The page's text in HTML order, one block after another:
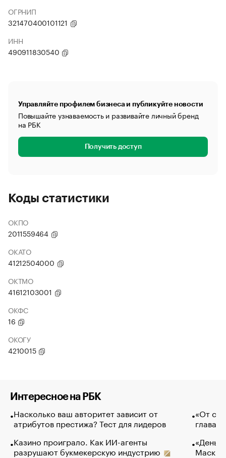
ОГРНИП
321470400101121
ИНН
490911830540
Управляйте профилем бизнеса и публикуйте новости
Повышайте узнаваемость и развивайте личный бренд
на РБК
Получить доступ
Коды статистики
ОКПО
2011559464
ОКАТО
41212504000
ОКТМО
41612103001
ОКФС
16
ОКОГУ
4210015
Интересное на РБК
Насколько ваш авторитет зависит от
атрибутов престижа? Тест для лидеров
Казино проиграло. Как ИИ-агенты
разрушают букмекерскую индустрию
«От
глава
Маск в